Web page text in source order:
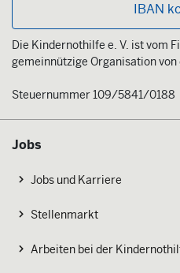
IBAN
Die Kindernothilfe e. V. ist vom
gemeinnützige Organisation
Steuernummer 109/5841/0188
Jobs
Jobs und Karriere
Stellenmarkt
Arbeiten bei der